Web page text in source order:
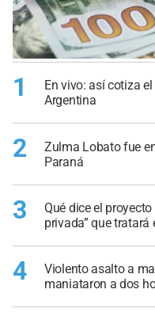
1
En vivo: así cotiza
Argentina
2
Zulma Lobato fue
Paraná
3
Qué dice el
privada” que tratará
4
Violento asalto a
maniataron a dos